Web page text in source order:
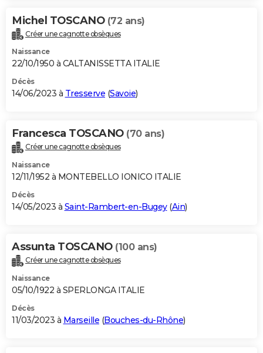
Michel TOSCANO (72 ans)
Créer une cagnotte obsèques
Naissance
22/10/1950 à CALTANISSETTA ITALIE
Décès
14/06/2023 à Tresserve (Savoie)
Francesca TOSCANO (70 ans)
Créer une cagnotte obsèques
Naissance
12/11/1952 à MONTEBELLO IONICO ITALIE
Décès
14/05/2023 à Saint-Rambert-en-Bugey(Ain)
Assunta TOSCANO (100 ans)
Créer une cagnotte obsèques
Naissance
05/10/1922 à SPERLONGA ITALIE
Décès
11/03/2023 à Marseille (Bouches-du-Rhône)